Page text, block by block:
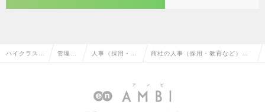
ハイクラス求 管理部 人事（採用・教 商社の人事（採用・教育など）の